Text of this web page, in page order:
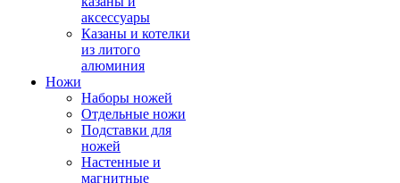
аксессуары
Казаны и котелки
из литого
алюминия
Ножи
Наборы ножей
Отдельные ножи
Подставки для
ножей
Настенные и
магнитные